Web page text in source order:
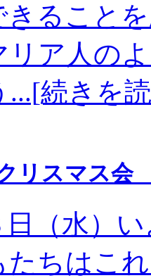
きること
リア人の
...[続きを
リスマス
日（水）
たちはこ